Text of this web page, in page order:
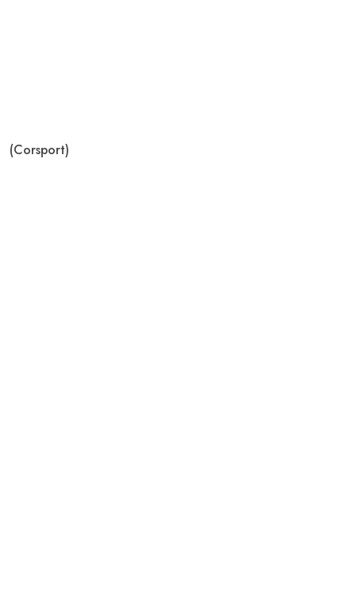
(Corsport)